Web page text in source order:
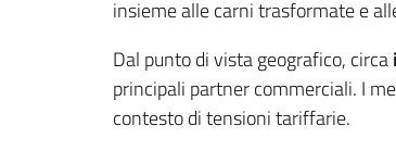
insieme alle carni trasformate e
Dal punto di vista geografico, circa
principali partner commerciali. I
contesto di tensioni tariffarie.